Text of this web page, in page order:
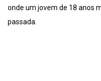
onde um jovem de 18 anos
passada.